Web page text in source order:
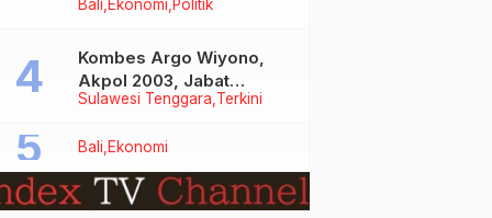
Bali Ekonomi Politik
Angkat Bicara Soal
Bersubsidi Jenis Solar
Sulawesi Tenggara Terkini
Kombes Argo Wiyono,
Akpol 2003, Jabat
Dirlantas Polda Sultra
Bali Ekonomi